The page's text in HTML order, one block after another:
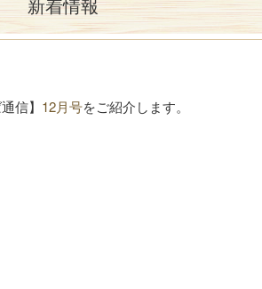
新着情報
信】 12月号をご紹介します。